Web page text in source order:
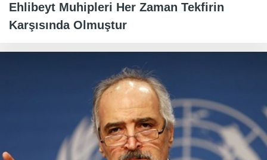
Ehlibeyt Muhipleri Her Zaman Tekfirin
Karşısında Olmuştur